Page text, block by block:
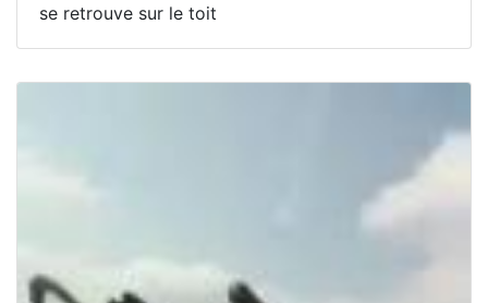
se retrouve sur le toit